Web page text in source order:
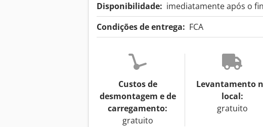
Disponibilidade: imediatamente após o
Condições de entrega: FCA
Custos de
desmontagem e de
carregamento:
gratuito
Levantamento
local:
gratuito